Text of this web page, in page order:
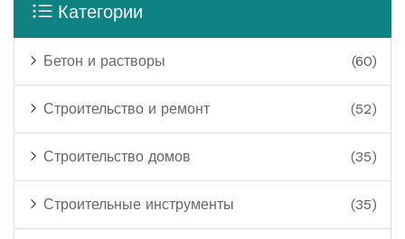
Категории
Бетон и растворы (60)
Строительство и ремонт (52)
Строительство домов (35)
Строительные инструменты (35)